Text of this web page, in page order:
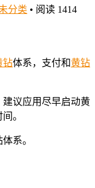
分类 • 阅读 1414
钻体系，支付和黄钻
议应用尽早启动黄
。
系。